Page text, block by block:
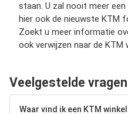
staan. U zal nooit meer
hier ook de nieuwste KTM
Zoekt u meer informatie
ook verwijzen naar de KTM
Veelgestelde
Waar vind ik een KTM